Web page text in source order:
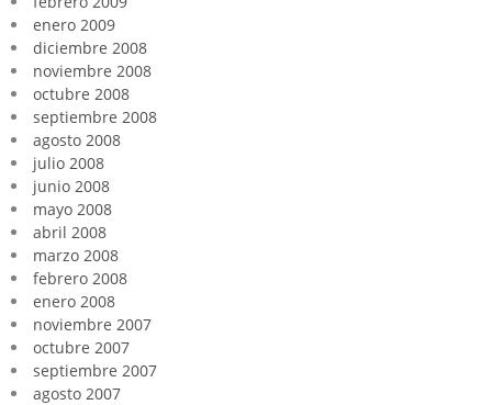
enero 2009
diciembre 2008
noviembre 2008
octubre 2008
septiembre 2008
agosto 2008
julio 2008
junio 2008
mayo 2008
abril 2008
marzo 2008
febrero 2008
enero 2008
noviembre 2007
octubre 2007
septiembre 2007
agosto 2007